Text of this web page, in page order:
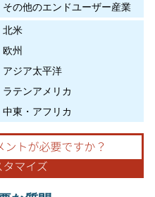
その他のエンドユーザー産業
北米
欧州
アジア太平洋
ラテンアメリカ
中東・アフリカ